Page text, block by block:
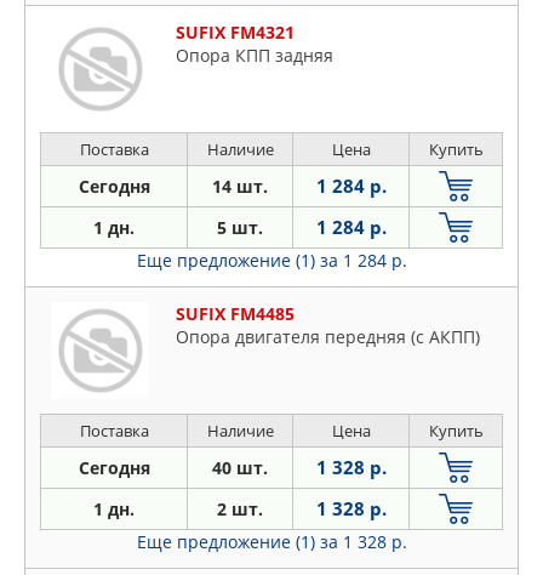
SUFIX FM4321
Опора КПП задняя
Поставка Наличие Цена Купить
Сегодня 14 шт. 1 284 р.
1 дн. 5 шт. 1 284 р.
Еще предложение (1) за 1 284 р.
SUFIX FM4485
Опора двигателя передняя (c АКПП)
Поставка Наличие Цена Купить
Сегодня 40 шт. 1 328 р.
1 дн. 2 шт. 1 328 р.
Еще предложение (1) за 1 328 р.